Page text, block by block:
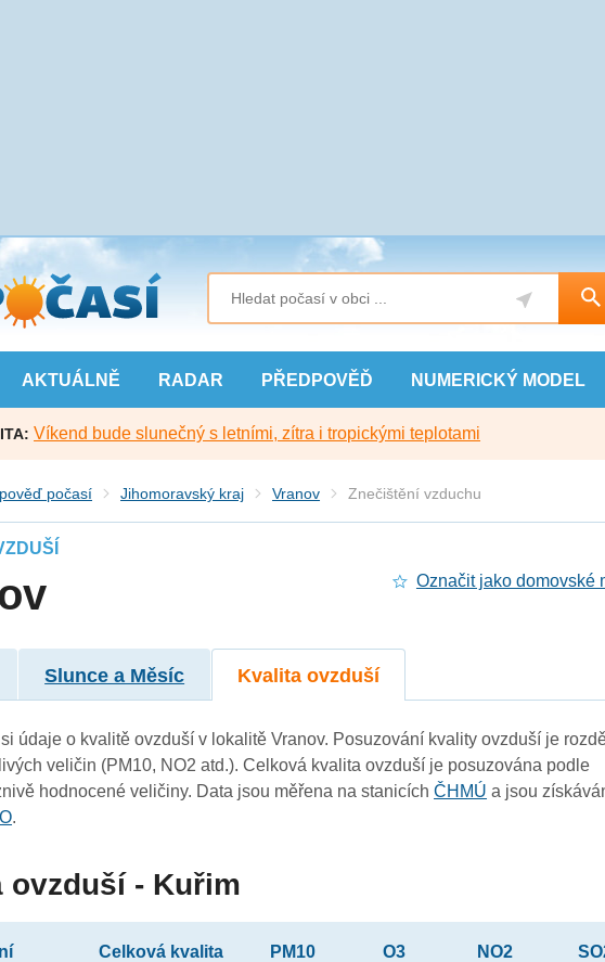
AKTUÁLNĚ RADAR PŘEDPOVĚĎ NUMERICKÝ MODEL
Víkend bude slunečný s letními, zítra i tropickými teplotami
počasí Jihomoravský kraj Vranov Znečištění vzduchu
Označit jako domovské
Slunce a Měsíc Kvalita ovzduší
údaje o kvalitě ovzduší v lokalitě Vranov. Posuzování kvality ovzduší je
veličin (PM10, NO2 atd.). Celková kvalita ovzduší je posuzována podle
hodnocené veličiny. Data jsou měřena na stanicíchČHMÚ a jsou
.
ovzduší - Kuřim
Celková kvalita PM10 O3 NO2